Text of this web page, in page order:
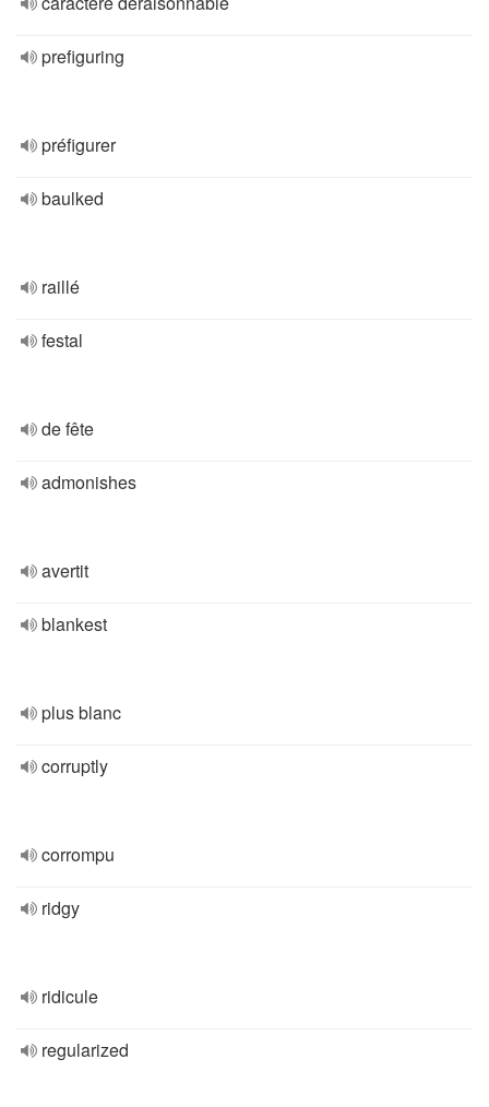
prefiguring
préfigurer
baulked
raillé
festal
de fête
admonishes
avertit
blankest
plus blanc
corruptly
corrompu
ridgy
ridicule
regularized